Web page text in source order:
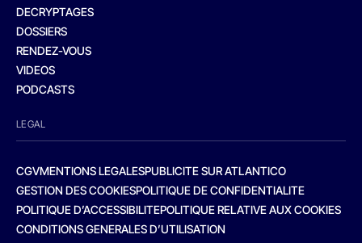
DECRYPTAGES
DOSSIERS
RENDEZ-VOUS
VIDEOS
PODCASTS
LEGAL
CGVMENTIONS LEGALESPUBLICITE SUR ATLANTICO
GESTION DES COOKIESPOLITIQUE DE CONFIDENTIALITE
POLITIQUE D’ACCESSIBILITEPOLITIQUE RELATIVE AUX COOKIES
CONDITIONS GENERALES D’UTILISATION